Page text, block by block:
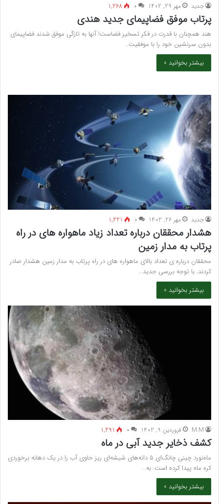
جدید مهر 29, 1402 ۰ 1,268
پرتاب موفق فضاپیمای جدید هندی
هند همچنان با قدرت در فکر تسخیر فضاست! آنها به تازگی موفق شدند فضاپیمای
بدون سرنشین خود را با موفقیت…
بیشتر بخوانید »
جدید مهر 26, 1402 ۰ 1,221
هشدار محققان درباره تعداد زیاد ماهواره های در راه
پرتاب به مدار زمین
محققان درباره ی تعداد بالای ماهواره های در راه پرتاب به مدار زمین هشدار صادر
کردند. با توجه بررسی جدید…
بیشتر بخوانید »
M.M فروردین 9, 1402 ۰ 1,291
کشف ذخایر جدید آبی در ماه
ماه‌نورد چینی چانگ‌ای ۵ دانه‌های شیشه‌ای ریز حاوی آب را در یک دهانه برخوردی
کره ماه پیدا کرده است. به…
بیشتر بخوانید »